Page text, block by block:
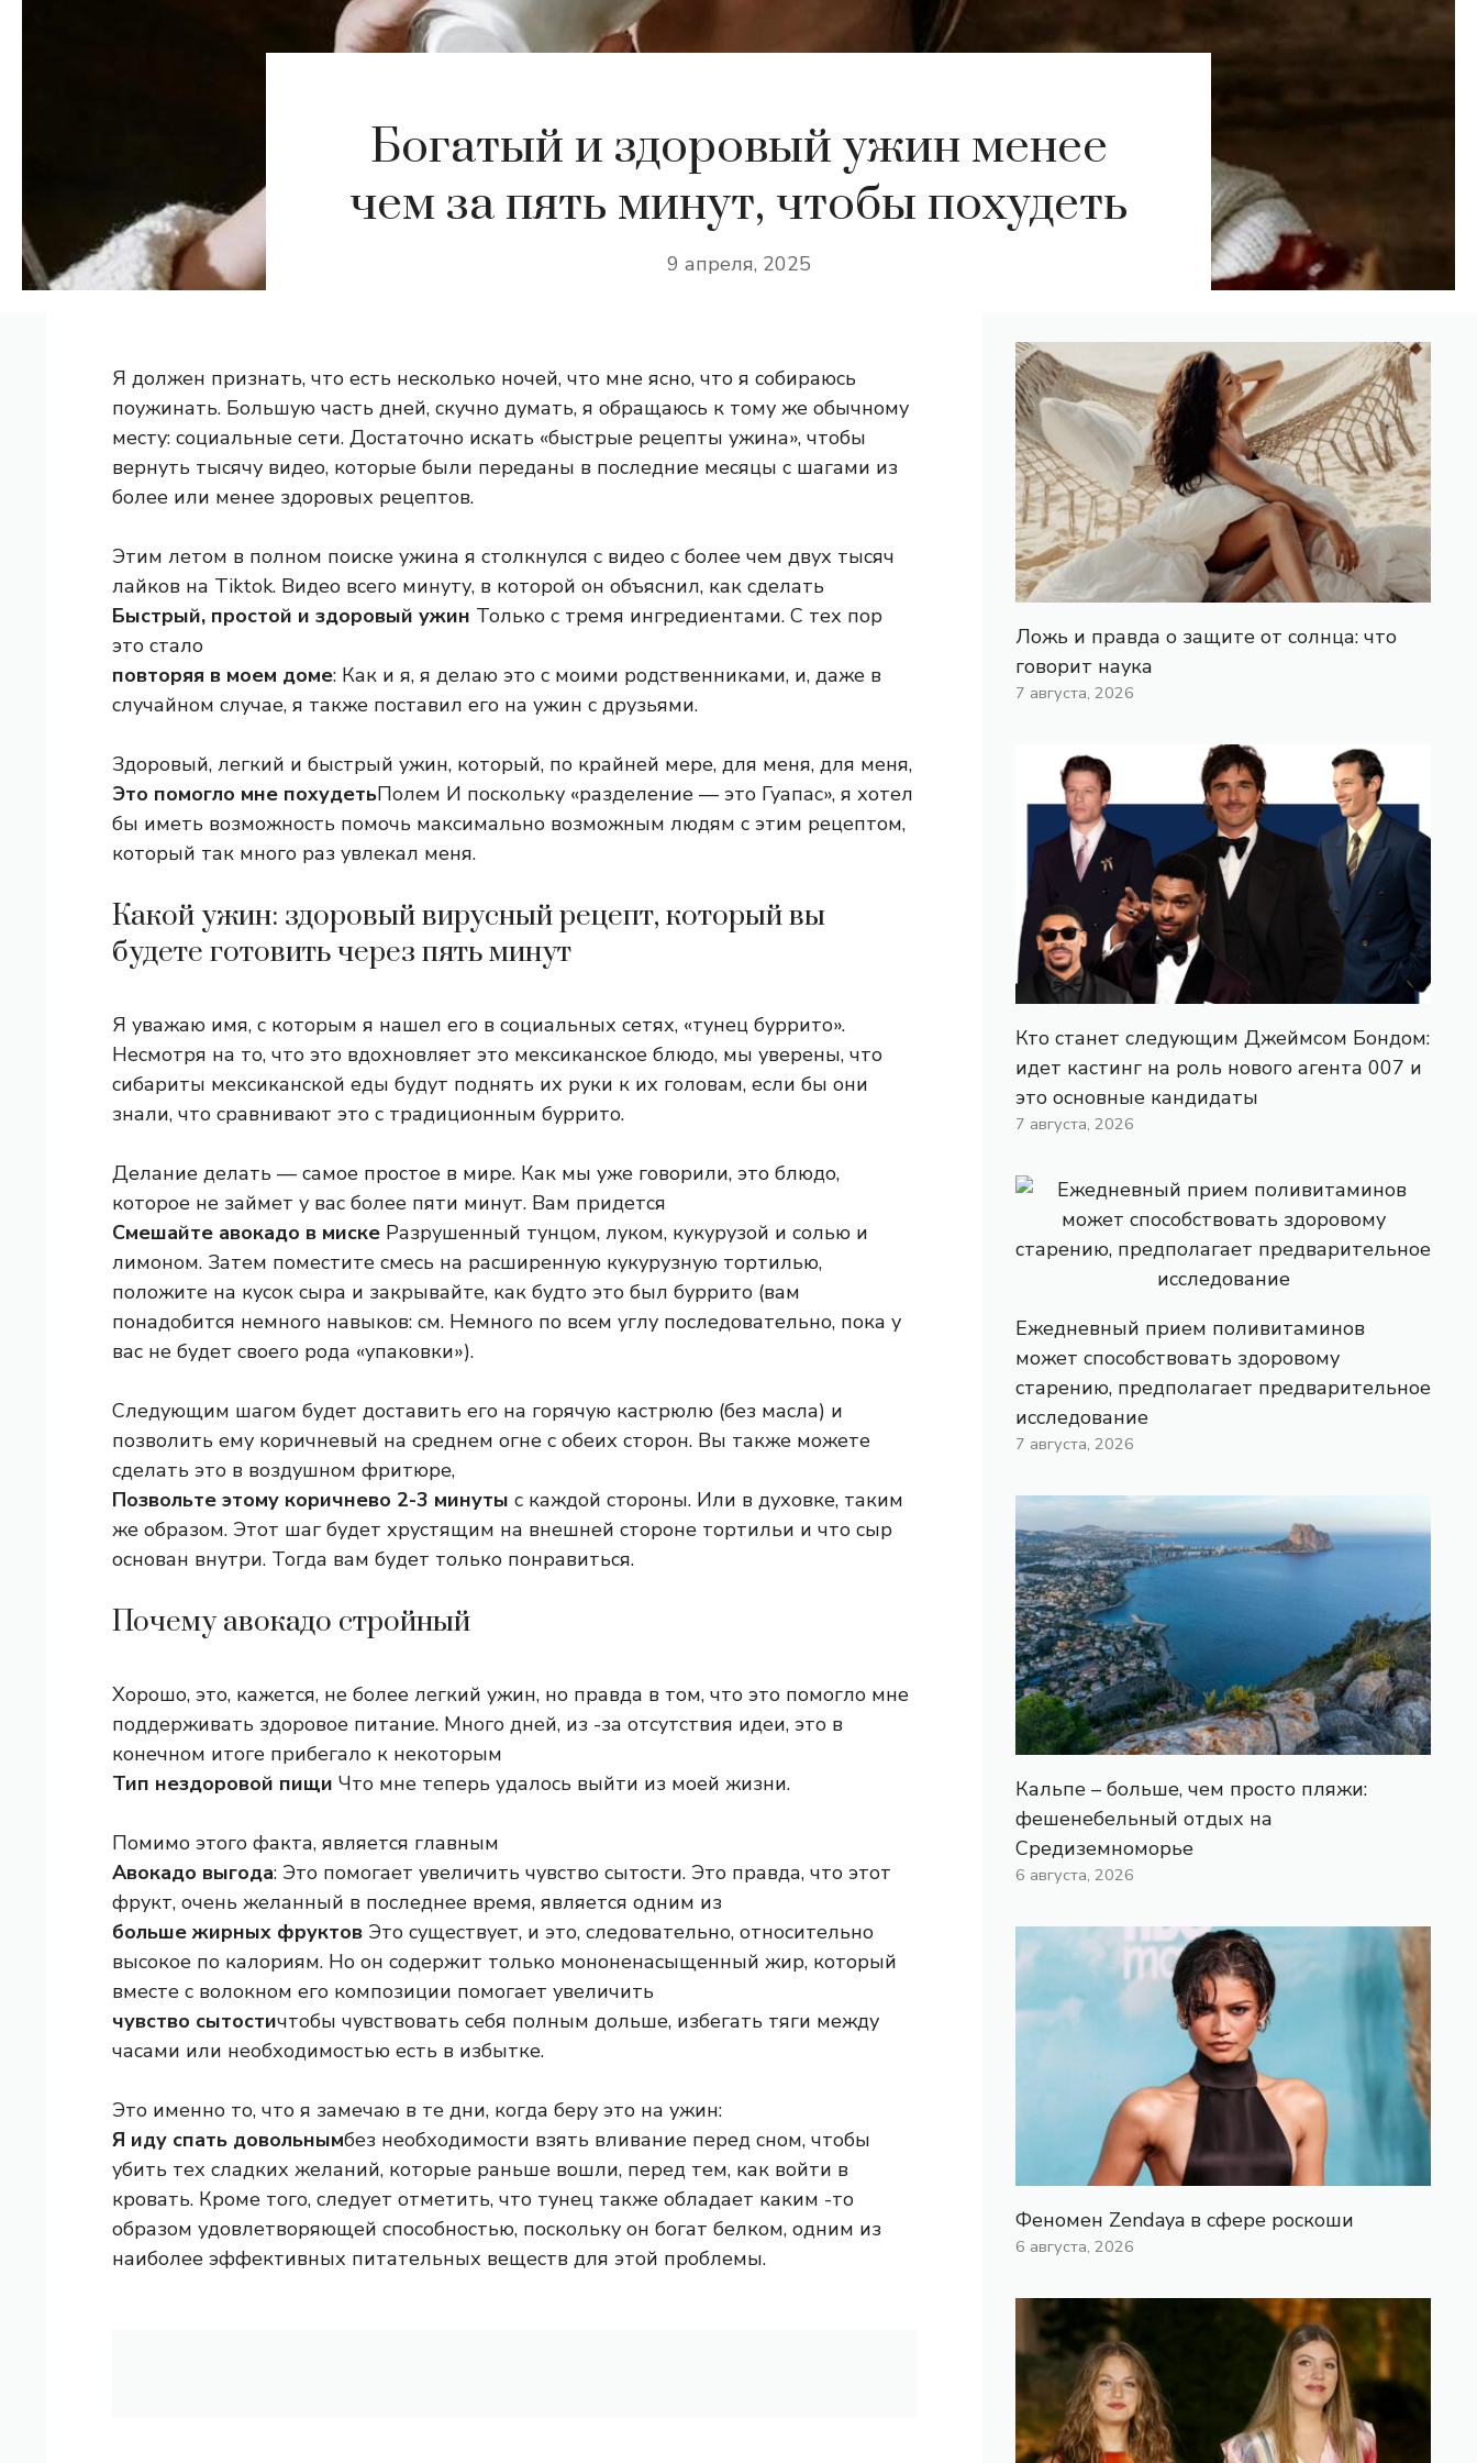
Богатый и здоровый ужин менее
чем за пять минут, чтобы похудеть
9 апреля, 2025
Я должен признать, что есть несколько ночей, что мне ясно, что я собираюсь
поужинать. Большую часть дней, скучно думать, я обращаюсь к тому же обычному
месту: социальные сети. Достаточно искать «быстрые рецепты ужина», чтобы
вернуть тысячу видео, которые были переданы в последние месяцы с шагами из
более или менее здоровых рецептов.
Этим летом в полном поиске ужина я столкнулся с видео с более чем двух тысяч
лайков на Tiktok. Видео всего минуту, в которой он объяснил, как сделать
Быстрый, простой и здоровый ужин Только с тремя ингредиентами. С тех пор
это стало
повторяя в моем доме: Как и я, я делаю это с моими родственниками, и, даже в
случайном случае, я также поставил его на ужин с друзьями.
Здоровый, легкий и быстрый ужин, который, по крайней мере, для меня, для меня,
Это помогло мне похудетьПолем И поскольку «разделение — это Гуапас», я хотел
бы иметь возможность помочь максимально возможным людям с этим рецептом,
который так много раз увлекал меня.
Какой ужин: здоровый вирусный рецепт, который вы
будете готовить через пять минут
Я уважаю имя, с которым я нашел его в социальных сетях, «тунец буррито».
Несмотря на то, что это вдохновляет это мексиканское блюдо, мы уверены, что
сибариты мексиканской еды будут поднять их руки к их головам, если бы они
знали, что сравнивают это с традиционным буррито.
Делание делать — самое простое в мире. Как мы уже говорили, это блюдо,
которое не займет у вас более пяти минут. Вам придется
Смешайте авокадо в миске Разрушенный тунцом, луком, кукурузой и солью и
лимоном. Затем поместите смесь на расширенную кукурузную тортилью,
положите на кусок сыра и закрывайте, как будто это был буррито (вам
понадобится немного навыков: см. Немного по всем углу последовательно, пока у
вас не будет своего рода «упаковки»).
Следующим шагом будет доставить его на горячую кастрюлю (без масла) и
позволить ему коричневый на среднем огне с обеих сторон. Вы также можете
сделать это в воздушном фритюре,
Позвольте этому коричнево 2-3 минуты с каждой стороны. Или в духовке, таким
же образом. Этот шаг будет хрустящим на внешней стороне тортильи и что сыр
основан внутри. Тогда вам будет только понравиться.
Почему авокадо стройный
Хорошо, это, кажется, не более легкий ужин, но правда в том, что это помогло мне
поддерживать здоровое питание. Много дней, из -за отсутствия идеи, это в
конечном итоге прибегало к некоторым
Тип нездоровой пищи Что мне теперь удалось выйти из моей жизни.
Помимо этого факта, является главным
Авокадо выгода: Это помогает увеличить чувство сытости. Это правда, что этот
фрукт, очень желанный в последнее время, является одним из
больше жирных фруктов Это существует, и это, следовательно, относительно
высокое по калориям. Но он содержит только мононенасыщенный жир, который
вместе с волокном его композиции помогает увеличить
чувство сытостичтобы чувствовать себя полным дольше, избегать тяги между
часами или необходимостью есть в избытке.
Это именно то, что я замечаю в те дни, когда беру это на ужин:
Я иду спать довольнымбез необходимости взять вливание перед сном, чтобы
убить тех сладких желаний, которые раньше вошли, перед тем, как войти в
кровать. Кроме того, следует отметить, что тунец также обладает каким -то
образом удовлетворяющей способностью, поскольку он богат белком, одним из
наиболее эффективных питательных веществ для этой проблемы.
Ложь и правда о защите от солнца: что
говорит наука
7 августа, 2026
Кто станет следующим Джеймсом Бондом:
идет кастинг на роль нового агента 007 и
это основные кандидаты
7 августа, 2026
Ежедневный прием поливитаминов
может способствовать здоровому
старению, предполагает предварительное
исследование
7 августа, 2026
Кальпе – больше, чем просто пляжи:
фешенебельный отдых на
Средиземноморье
6 августа, 2026
Феномен Zendaya в сфере роскоши
6 августа, 2026